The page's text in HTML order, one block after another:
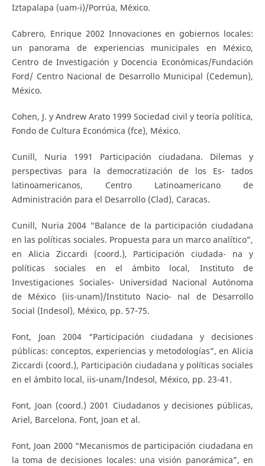
Iztapalapa (uam-i)/Porrúa, México.
Cabrero, Enrique 2002 Innovaciones en gobiernos locales:
un panorama de experiencias municipales en México,
Centro de Investigación y Docencia Económicas/Fundación
Ford/ Centro Nacional de Desarrollo Municipal (Cedemun),
México.
Cohen, J. y Andrew Arato 1999 Sociedad civil y teoría política,
Fondo de Cultura Económica (fce), México.
Cunill, Nuria 1991 Participación ciudadana. Dilemas y
perspectivas para la democratización de los Es- tados
latinoamericanos, Centro Latinoamericano de
Administración para el Desarrollo (Clad), Caracas.
Cunill, Nuria 2004 “Balance de la participación ciudadana
en las políticas sociales. Propuesta para un marco analítico”,
en Alicia Ziccardi (coord.), Participación ciudada- na y
políticas sociales en el ámbito local, Instituto de
Investigaciones Sociales- Universidad Nacional Autónoma
de México (iis-unam)/Instituto Nacio- nal de Desarrollo
Social (Indesol), México, pp. 57-75.
Font, Joan 2004 “Participación ciudadana y decisiones
públicas: conceptos, experiencias y metodologías”, en Alicia
Ziccardi (coord.), Participación ciudadana y políticas sociales
en el ámbito local, iis-unam/Indesol, México, pp. 23-41.
Font, Joan (coord.) 2001 Ciudadanos y decisiones públicas,
Ariel, Barcelona. Font, Joan et al.
Font, Joan 2000 “Mecanismos de participación ciudadana en
la toma de decisiones locales: una visión panorámica”, en